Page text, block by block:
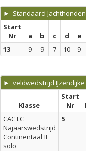
► Standaard
Start
Nr
a b c d e
13
9 9 7 10 9
► veldwedstrijd IJzendijke
Klasse
Start
Nr
CAC I.C
Najaarswedstrijd
Continentaal II
solo
5